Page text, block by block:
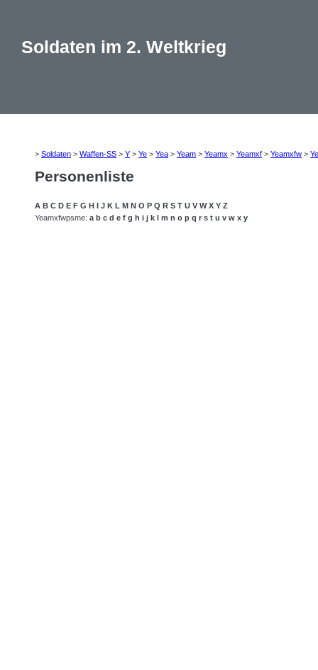
Soldaten im 2. Weltkrieg
> Soldaten > Waffen-SS > Y > Ye > Yea > Yeam > Yeamx > Yeamxf > Yeamxfw >
Personenliste
A B C D E F G H I J K L M N O P Q R S T U V W X Y Z
Yeamxfwpsme: a b c d e f g h i j k l m n o p q r s t u v w x y